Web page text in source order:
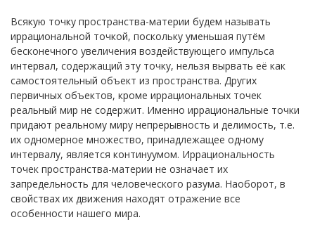
Всякую точку пространства-материи будем называть
иррациональной точкой, поскольку уменьшая путём
бесконечного увеличения воздействующего импульса
интервал, содержащий эту точку, нельзя вырвать её как
самостоятельный объект из пространства. Других
первичных объектов, кроме иррациональных точек
реальный мир не содержит. Именно иррациональные точки
придают реальному миру непрерывность и делимость, т.е.
их одномерное множество, принадлежащее одному
интервалу, является континуумом. Иррациональность
точек пространства-материи не означает их
запредельность для человеческого разума. Наоборот, в
свойствах их движения находят отражение все
особенности нашего мира.